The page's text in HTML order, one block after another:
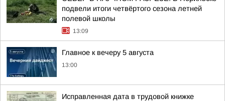
подвели итоги четвёртого сезона летней
полевой школы
13:09
Главное к вечеру 5 августа
13:00
Исправленная дата в трудовой книжке